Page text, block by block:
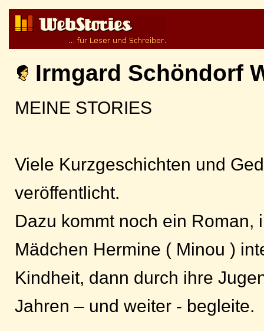
Irmgard Schöndorf
MEINE STORIES
Viele Kurzgeschichten und
veröffentlicht.
Dazu kommt noch ein Roman,
Mädchen Hermine ( Minou )
Kindheit, dann durch ihre
Jahren – und weiter - begleite.